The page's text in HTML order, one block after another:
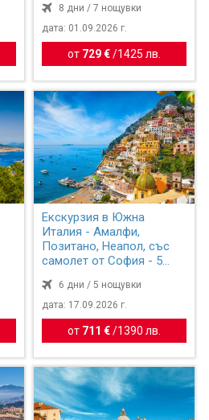
8 дни / 7 нощувки
дата: 01.09.2026 г.
от 729 €/ 1425 лв.
Екскурзия в Южна
Италия - Амалфи,
Позитано, Неапол, със
самолет от София - 5
6 дни / 5 нощувки
дата: 17.09.2026 г.
от 711 €/ 1390 лв.